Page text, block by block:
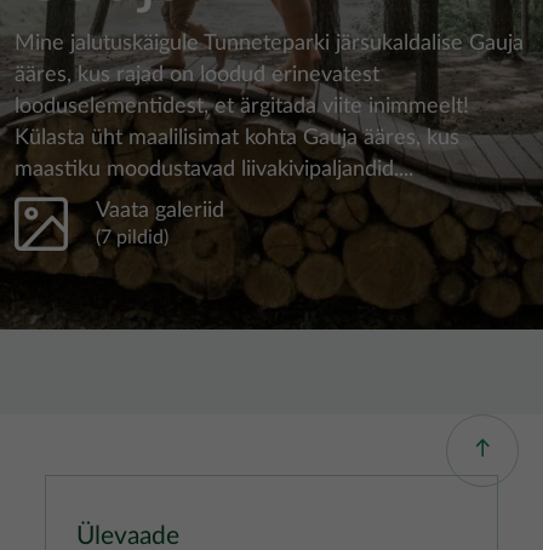
Mine jalutuskäigule Tunneteparki järsukaldalise Gauja
ääres, kus rajad on loodud erinevatest
looduselementidest, et ärgitada viite inimmeelt!
Külasta üht maalilisimat kohta Gauja ääres, kus
maastiku moodustavad liivakivipaljandid....
Vaata galeriid
(7 pildid)
Ülevaade